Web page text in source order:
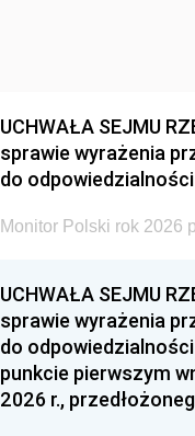
UCHWAŁA SEJMU
sprawie wyrażenia
do
Monitor Polski rok 2026
UCHWAŁA SEJMU
sprawie wyrażenia
do
punkcie pierwszym
2026 r.,